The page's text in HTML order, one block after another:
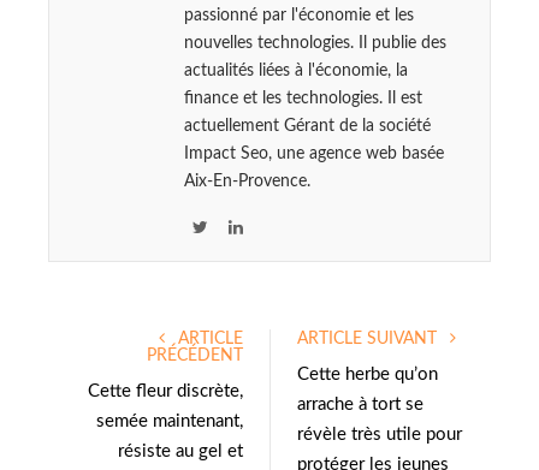
passionné par l'économie et les
nouvelles technologies. Il publie des
actualités liées à l'économie, la
finance et les technologies. Il est
actuellement Gérant de la société
Impact Seo, une agence web basée
Aix-En-Provence.
t
r
L
e
I
n
ARTICLE
PRÉCÉDENT
Cette fleur discrète,
semée maintenant,
résiste au gel et
ARTICLE SUIVANT
Cette herbe qu’on
arrache à tort se
révèle très utile pour
protéger les jeunes